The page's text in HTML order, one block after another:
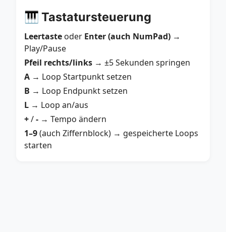
🎹 Tastatursteuerung
Leertaste oder Enter (auch NumPad) →
Play/Pause
Pfeil rechts/links → ±5 Sekunden springen
A → Loop Startpunkt setzen
B → Loop Endpunkt setzen
L → Loop an/aus
+/- → Tempo ändern
1–9(auch Ziffernblock) → gespeicherte Loops
starten